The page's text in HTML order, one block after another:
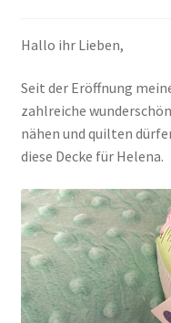
Mein Konto
Shop
Versandarten
Warenkorb
Widerrufsbelehrung
Hallo ihr Lieben,
Seit der Eröffnung
zahlreiche
nähen und quilten
diese Decke für Helena.